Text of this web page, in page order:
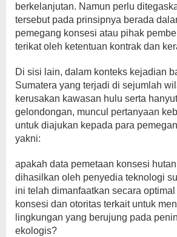
berkelanjutan. Namun perlu
tersebut pada prinsipnya berada
pemegang konsesi atau pihak
terikat oleh ketentuan kontrak dan
Di sisi lain, dalam konteks kejadian
Sumatera yang terjadi di sejumlah
kerusakan kawasan hulu serta
gelondongan, muncul pertanyaan
untuk diajukan kepada para
yakni:
apakah data pemetaan konsesi
dihasilkan oleh penyedia teknologi
ini telah dimanfaatkan secara
konsesi dan otoritas terkait untuk
lingkungan yang berujung pada
ekologis?